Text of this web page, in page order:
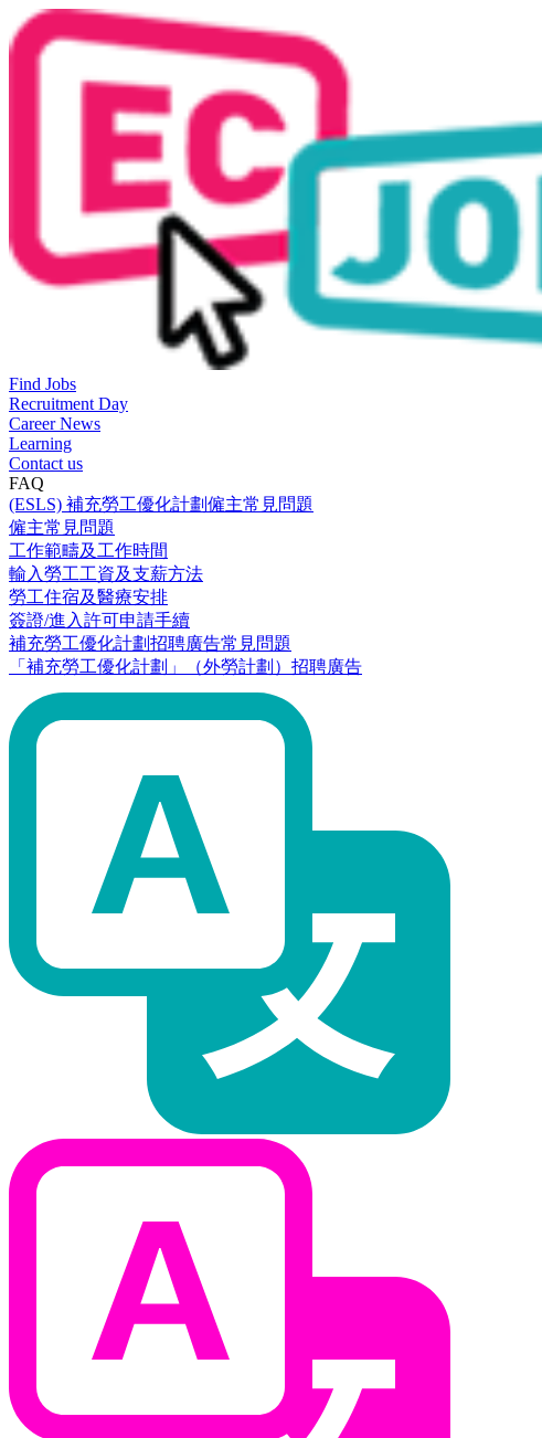
Find Jobs
Recruitment Day
Career News
Learning
Contact us
FAQ
(ESLS) 補充勞工優化計劃僱主常見問題
僱主常見問題
工作範疇及工作時間
輸入勞工工資及支薪方法
勞工住宿及醫療安排
簽證/進入許可申請手續
補充勞工優化計劃招聘廣告常見問題
「補充勞工優化計劃」（外勞計劃）招聘廣告